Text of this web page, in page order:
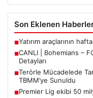
Son Eklenen
■Yatırım araçlarının
■CANLI | Bohemians –
Detayları
■Terörle Mücadelede
TBMM’ye Sunuldu
■Premier Lig ekibi 50